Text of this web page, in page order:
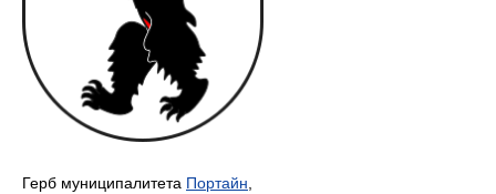
Герб муниципалитета Портайн,